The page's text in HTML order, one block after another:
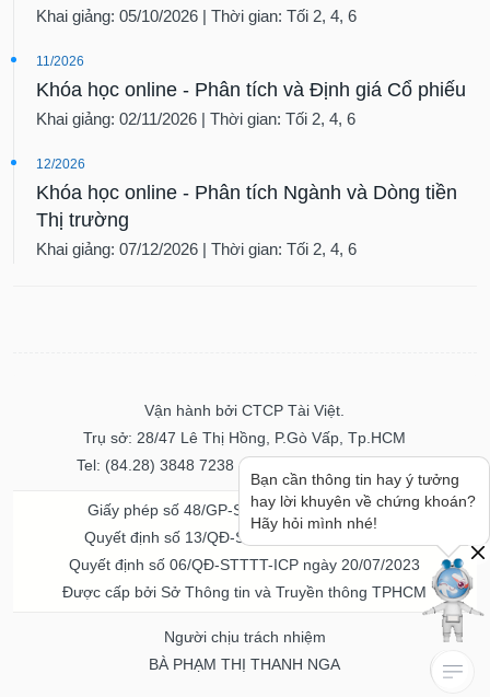
Khai giảng: 05/10/2026 | Thời gian: Tối 2, 4, 6
11/2026
Khóa học online - Phân tích và Định giá Cổ phiếu
Khai giảng: 02/11/2026 | Thời gian: Tối 2, 4, 6
12/2026
Khóa học online - Phân tích Ngành và Dòng tiền
Thị trường
Khai giảng: 07/12/2026 | Thời gian: Tối 2, 4, 6
Vận hành bởi CTCP Tài Việt.
Trụ sở: 28/47 Lê Thị Hồng, P.Gò Vấp, Tp.HCM
Tel: (84.28) 3848 7238 - Fax: (84.28) 3848 7237
Giấy phép số 48/GP-STTTT ngày 04/11/2016
Quyết định số 13/QĐ-STTTT ngày 02/11/2017
Quyết định số 06/QĐ-STTTT-ICP ngày 20/07/2023
Được cấp bởi Sở Thông tin và Truyền thông TPHCM
Người chịu trách nhiệm
BÀ PHẠM THỊ THANH NGA
Bạn cần thông tin hay ý tưởng
hay lời khuyên về chứng khoán?
Hãy hỏi mình nhé!